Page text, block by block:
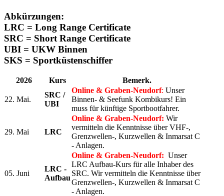
Abkürzungen:
LRC = Long Range Certificate
SRC = Short Range Certificate
UBI = UKW Binnen
SKS = Sportküstenschiffer
2026 Kurs Bemerk.
22. Mai.
SRC /
UBI
Online & Graben-Neudorf: Unser
Binnen- & Seefunk Kombikurs! Ein
muss für künftige Sportbootfahrer.
29. Mai LRC
Online & Graben-Neudorf: Wir
vermitteln die Kenntnisse über VHF-,
Grenzwellen-, Kurzwellen & Inmarsat C
- Anlagen.
05. Juni
LRC -
Aufbau
Online & Graben-Neudorf: Unser
LRC Aufbau-Kurs für alle Inhaber des
SRC. Wir vermitteln die Kenntnisse über
Grenzwellen-, Kurzwellen & Inmarsat C
- Anlagen.